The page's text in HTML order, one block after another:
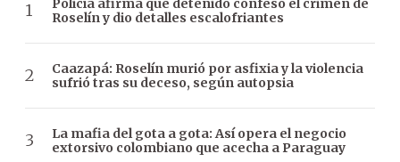
Roselín y dio detalles escalofriantes
Caazapá: Roselín murió por asfixia y la violencia
sufrió tras su deceso, según autopsia
La mafia del gota a gota: Así opera el negocio
extorsivo colombiano que acecha a Paraguay